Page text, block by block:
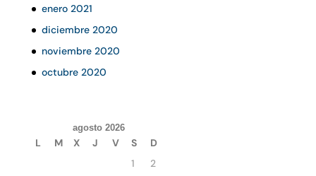
enero 2021
diciembre 2020
noviembre 2020
octubre 2020
agosto 2026
L M X J V S
D
1
2